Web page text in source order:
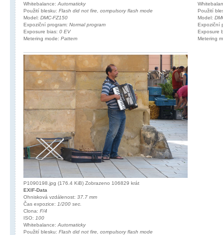
Whitebalance: Automaticky
Použití blesku: Flash did not fire, compulsory flash mode
Model: DMC-FZ150
Expoziční program: Normal program
Exposure bias: 0 EV
Metering mode: Pattern
Použití
Model:
Expoziční
Exposure
Metering
P1090198.jpg (176.4 KiB) Zobrazeno 106829 krát
EXIF-Data
Ohnisková vzdálenost: 37.7 mm
Čas expozice: 1/200 sec.
Clona: F/4
ISO: 100
Whitebalance: Automaticky
Použití blesku: Flash did not fire, compulsory flash mode